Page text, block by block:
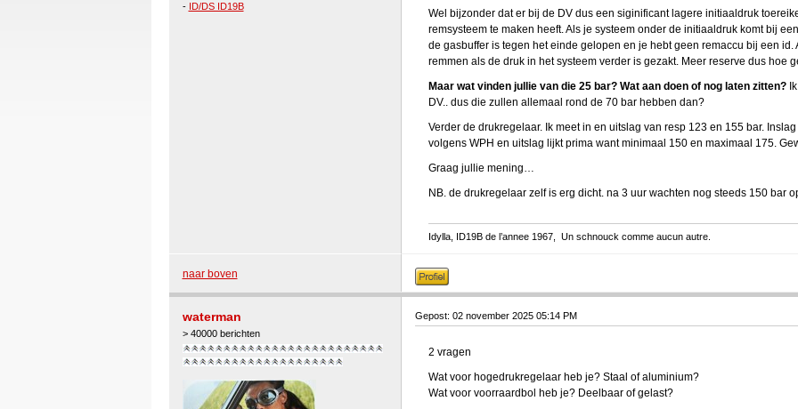
- ID/DS ID19B
Wel bijzonder dat er bij de DV dus een siginificant lagere initiaaldruk
remsysteem te maken heeft. Als je systeem onder de initiaaldruk komt bij
de gasbuffer is tegen het einde gelopen en je hebt geen remaccu bij een
remmen als de druk in het systeem verder is gezakt. Meer reserve dus hoe
Maar wat vinden jullie van die 25 bar? Wat aan doen of nog laten zitten?
DV.. dus die zullen allemaal rond de 70 bar hebben dan?
Verder de drukregelaar. Ik meet in en uitslag van resp 123 en 155 bar.
volgens WPH en uitslag lijkt prima want minimaal 150 en maximaal 175.
Graag jullie mening…
NB. de drukregelaar zelf is erg dicht. na 3 uur wachten nog steeds 150 bar
Idylla, ID19B de l’annee 1967, Un schnouck comme aucun autre.
naar boven
waterman
> 40000 berichten
Gepost: 02 november 2025 05:14 PM
2 vragen
Wat voor hogedrukregelaar heb je? Staal of aluminium?
Wat voor voorraardbol heb je? Deelbaar of gelast?